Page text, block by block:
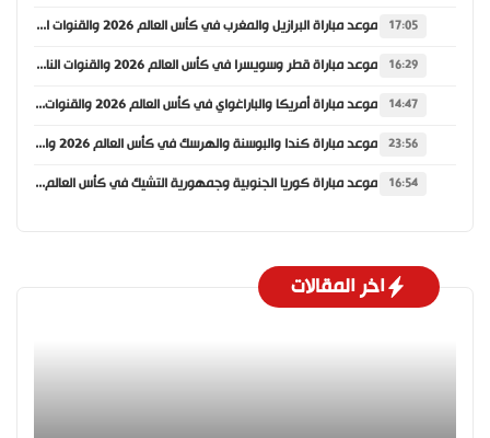
17:05 موعد مباراة البرازيل والمغرب في كأس العالم 2026 والقنوات الناقلة
16:29 موعد مباراة قطر وسويسرا في كأس العالم 2026 والقنوات الناقلة
14:47 موعد مباراة أمريكا والباراغواي في كأس العالم 2026 والقنوات الناقلة
23:56 موعد مباراة كندا والبوسنة والهرسك في كأس العالم 2026 والقنوات الناقلة
16:54 موعد مباراة كوريا الجنوبية وجمهورية التشيك في كأس العالم 2026 والقنوات الناقلة
اخر المقالات